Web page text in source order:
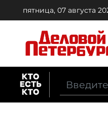
пятница, 07 августа